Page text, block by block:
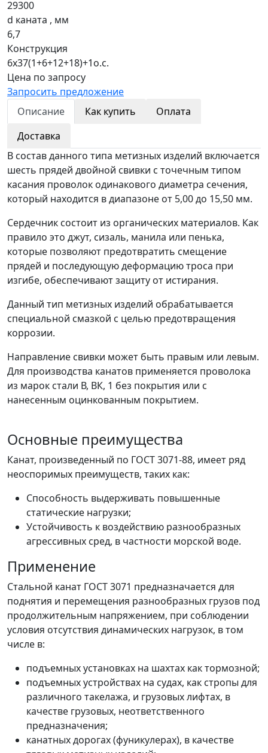
29300
d каната , мм
6,7
Конструкция
6х37(1+6+12+18)+1о.с.
Цена по запросу
Запросить предложение
Описание
Как купить
Оплата
Доставка
В состав данного типа метизных изделий включается
шесть прядей двойной свивки с точечным типом
касания проволок одинакового диаметра сечения,
который находится в диапазоне от 5,00 до 15,50 мм.
Сердечник состоит из органических материалов. Как
правило это джут, сизаль, манила или пенька,
которые позволяют предотвратить смещение
прядей и последующую деформацию троса при
изгибе, обеспечивают защиту от истирания.
Данный тип метизных изделий обрабатывается
специальной смазкой с целью предотвращения
коррозии.
Направление свивки может быть правым или левым.
Для производства канатов применяется проволока
из марок стали В, ВК, 1 без покрытия или с
нанесенным оцинкованным покрытием.
Основные преимущества
Канат, произведенный по ГОСТ 3071-88, имеет ряд
неоспоримых преимуществ, таких как:
Способность выдерживать повышенные
статические нагрузки;
Устойчивость к воздействию разнообразных
агрессивных сред, в частности морской воде.
Применение
Стальной канат ГОСТ 3071 предназначается для
поднятия и перемещения разнообразных грузов под
продолжительным напряжением, при соблюдении
условия отсутствия динамических нагрузок, в том
числе в:
подъемных установках на шахтах как тормозной;
подъемных устройствах на судах, как стропы для
различного такелажа, и грузовых лифтах, в
качестве грузовых, неответственного
предназначения;
канатных дорогах (фуникулерах), в качестве